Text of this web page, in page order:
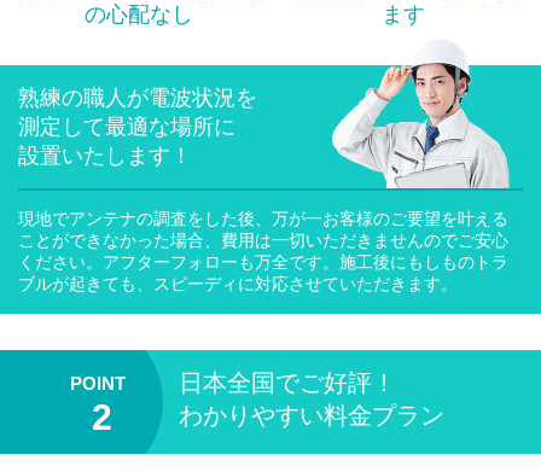
の心配なし
ます
熟練の職人が電波状況を
測定して最適な場所に
設置いたします！
現地でアンテナの調査をした後、万が一お客様のご要望を叶える
ことができなかった場合、費用は一切いただきませんのでご安心
ください。アフターフォローも万全です。施工後にもしものトラ
ブルが起きても、スピーディに対応させていただきます。
日本全国でご好評！
わかりやすい料金プラン